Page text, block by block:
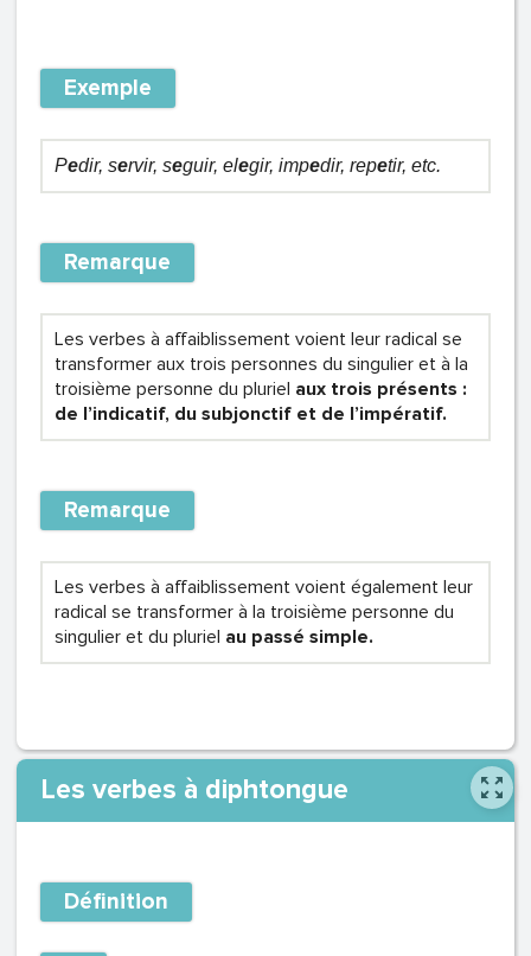
Exemple
Pedir, servir, seguir, elegir, impedir, repetir, etc.
Remarque
Les verbes à affaiblissement voient leur radical se
transformer aux trois personnes du singulier et à la
troisième personne du pluriel aux trois présents :
de l’indicatif, du subjonctif et de l’impératif.
Remarque
Les verbes à affaiblissement voient également leur
radical se transformer à la troisième personne du
singulier et du pluriel au passé simple.
Les verbes à diphtongue
Définition